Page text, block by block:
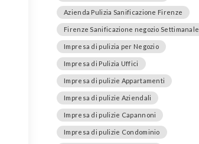
Azienda Pulizia Sanificazione Firenze
Firenze Sanificazione negozio Settimanale
Impresa di pulizia per Negozio
Impresa di Pulizia Uffici
Impresa di pulizie Appartamenti
Impresa di pulizie Aziendali
Impresa di pulizie Capannoni
Impresa di pulizie Condominio